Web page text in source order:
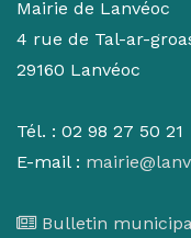
Mairie de Lanvéoc
4 rue de Tal-ar-
29160 Lanvéoc
Tél. : 02 98 27 50 21
E-mail :
Bulletin